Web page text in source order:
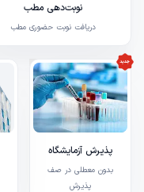
نوبت‌دهی مطب
دریافت نوبت حضوری مطب
پذیرش آزمایشگاه
بدون معطلی در صف
پذیرش